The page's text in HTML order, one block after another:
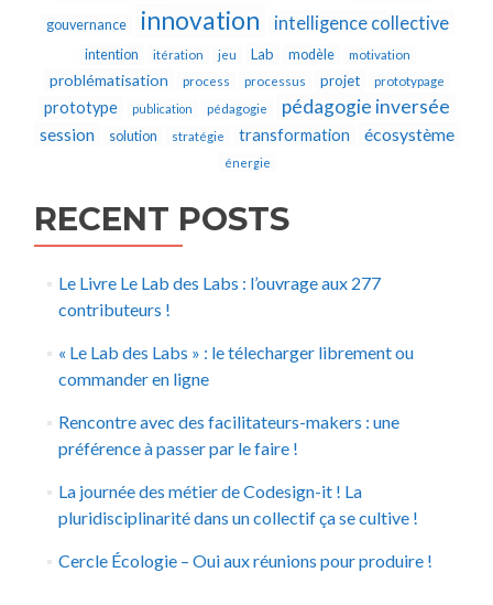
gouvernance innovation intelligence collective
intention itération jeu Lab modèle motivation
problématisation process processus projet prototypage
prototype publication pédagogie pédagogie inversée
session solution stratégie transformation écosystème
énergie
RECENT POSTS
Le Livre Le Lab des Labs : l’ouvrage aux 277
contributeurs !
« Le Lab des Labs » : le télecharger librement ou
commander en ligne
Rencontre avec des facilitateurs-makers : une
préférence à passer par le faire !
La journée des métier de Codesign-it ! La
pluridisciplinarité dans un collectif ça se cultive !
Cercle Écologie – Oui aux réunions pour produire !